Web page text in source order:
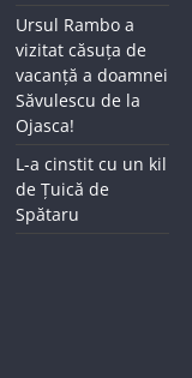
Ursul Rambo a
vizitat căsuța de
vacanță a doamnei
Săvulescu de la
Ojasca!
L-a cinstit cu un kil
de Țuică de
Spătaru